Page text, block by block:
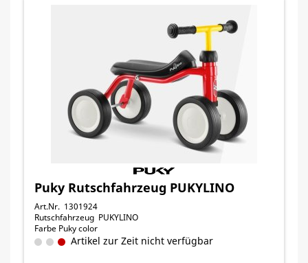
Puky Rutschfahrzeug PUKYLINO
Art.Nr. 1301924
Rutschfahrzeug PUKYLINO
Farbe Puky color
Artikel zur Zeit nicht verfügbar